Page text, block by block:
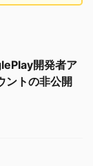
開発者ア
ントの非公開